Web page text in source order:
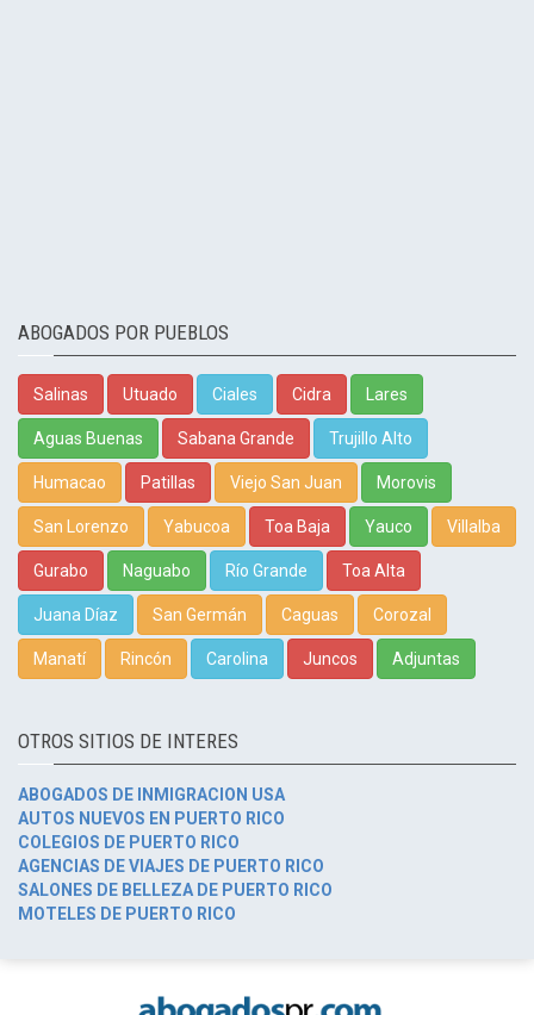
ABOGADOS POR PUEBLOS
Salinas Utuado Ciales Cidra Lares
Aguas Buenas Sabana Grande Trujillo Alto
Humacao Patillas Viejo San Juan Morovis
San Lorenzo Yabucoa Toa Baja Yauco Villalba
Gurabo Naguabo Río Grande Toa Alta
Juana Díaz San Germán Caguas Corozal
Manatí Rincón Carolina Juncos Adjuntas
OTROS SITIOS DE INTERES
ABOGADOS DE INMIGRACION USA
AUTOS NUEVOS EN PUERTO RICO
COLEGIOS DE PUERTO RICO
AGENCIAS DE VIAJES DE PUERTO RICO
SALONES DE BELLEZA DE PUERTO RICO
MOTELES DE PUERTO RICO